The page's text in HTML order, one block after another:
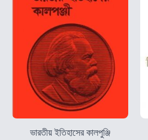
ভারতীয় ইতিহাসের কালপুঞ্জি